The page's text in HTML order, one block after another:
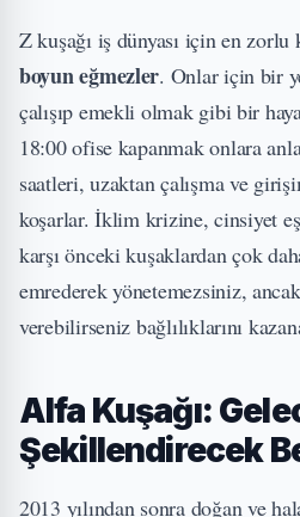
Z kuşağı iş dünyası için en zorlu
boyun eğmezler. Onlar için bir
çalışıp emekli olmak gibi bir
18:00 ofise kapanmak onlara
saatleri, uzaktan çalışma ve
koşarlar. İklim krizine, cinsiyet
karşı önceki kuşaklardan çok
emrederek yönetemezsiniz,
verebilirseniz bağlılıklarını
Alfa Kuşağı:
Şekillendirecek
2013 yılından sonra doğan ve